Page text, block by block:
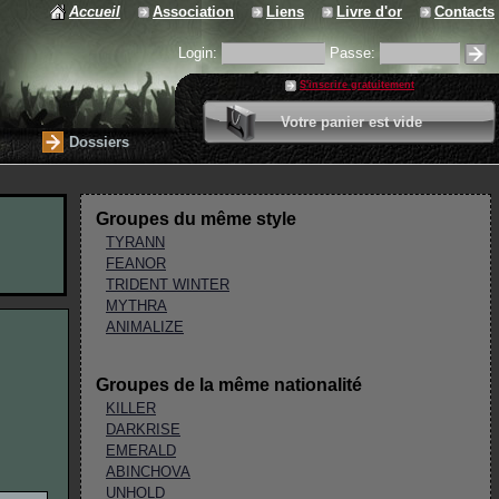
Accueil Association Liens Livre d'or Contacts
Login: Passe:
S'inscrire gratuitement
Votre panier est vide
0 article
Valider votre panier
Dossiers
Groupes du même style
TYRANN
FEANOR
TRIDENT WINTER
MYTHRA
ANIMALIZE
Groupes de la même nationalité
KILLER
DARKRISE
EMERALD
ABINCHOVA
UNHOLD